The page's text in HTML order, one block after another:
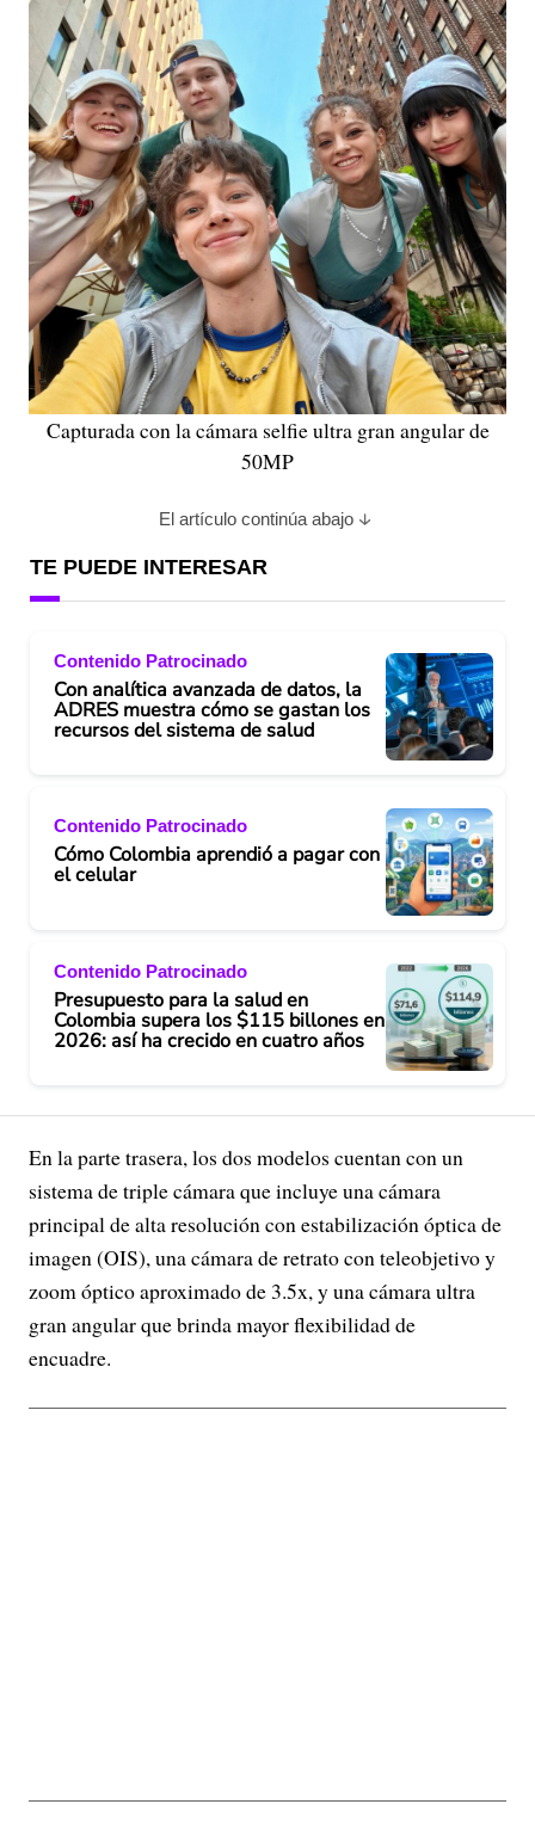
Capturada con la cámara selfie ultra gran angular de
50MP
El artículo continúa abajo
TE PUEDE INTERESAR
Contenido Patrocinado
Con analítica avanzada de datos, la
ADRES muestra cómo se gastan los
recursos del sistema de salud
Contenido Patrocinado
Cómo Colombia aprendió a pagar con
el celular
Contenido Patrocinado
Presupuesto para la salud en
Colombia supera los $115 billones en
2026: así ha crecido en cuatro años
En la parte trasera, los dos modelos cuentan con un
sistema de triple cámara que incluye una cámara
principal de alta resolución con estabilización óptica de
imagen (OIS), una cámara de retrato con teleobjetivo y
zoom óptico aproximado de 3.5x, y una cámara ultra
gran angular que brinda mayor flexibilidad de
encuadre.